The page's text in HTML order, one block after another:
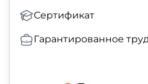
Сертификат
Гарантированное